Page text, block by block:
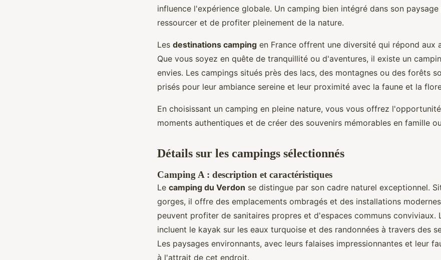
influence l'expérience globale. Un camping bien intégré dans son
ressourcer et de profiter pleinement de la nature.
Les destinations camping en France offrent une diversité qui répond aux
Que vous soyez en quête de tranquillité ou d'aventures, il existe un
envies. Les campings situés près des lacs, des montagnes ou des forêts
prisés pour leur ambiance sereine et leur proximité avec la faune et la
En choisissant un camping en pleine nature, vous vous offrez
moments authentiques et de créer des souvenirs mémorables en famille
Détails sur les campings sélectionnés
Camping A : description et caractéristiques
Le camping du Verdon se distingue par son cadre naturel exceptionnel.
gorges, il offre des emplacements ombragés et des installations
peuvent profiter de sanitaires propres et d'espaces communs conviviaux.
incluent le kayak sur les eaux turquoise et des randonnées à travers des
Les paysages environnants, avec leurs falaises impressionnantes et leur
à l'attrait de cet endroit.